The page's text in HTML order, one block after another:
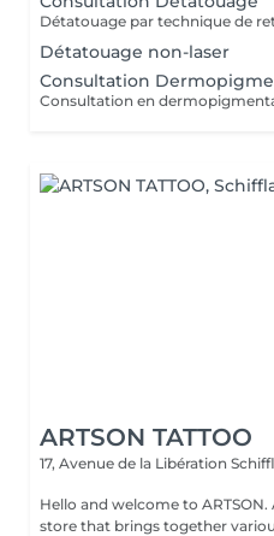
Détatouage non-laser
Consultation
ARTSON TATTOO
17, Avenue de la Libération
Hello and welcome to ARTSON. ARTSON is a unique concept
store that brings together